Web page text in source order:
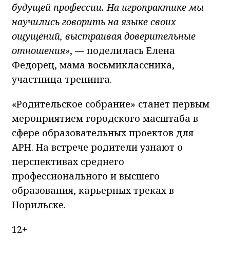
будущей профессии. На игропрактике мы
научились говорить на языке своих
ощущений, выстраивая доверительные
отношения», — поделилась Елена
Федорец, мама восьмиклассника,
участница тренинга.
«Родительское собрание» станет первым
мероприятием городского масштаба в
сфере образовательных проектов для
АРН. На встрече родители узнают о
перспективах среднего
профессионального и высшего
образования, карьерных треках в
Норильске.
12+